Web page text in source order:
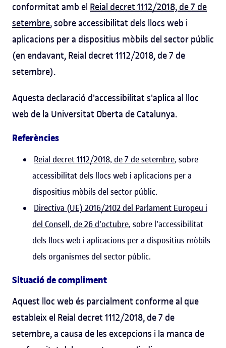
conformitat amb el Reial decret 1112/2018, de 7 de
setembre, sobre accessibilitat dels llocs web i
aplicacions per a dispositius mòbils del sector públic
(en endavant, Reial decret 1112/2018, de 7 de
setembre).
Aquesta declaració d'accessibilitat s'aplica al lloc
web de la Universitat Oberta de Catalunya.
Referències
Reial decret 1112/2018, de 7 de setembre, sobre
accessibilitat dels llocs web i aplicacions per a
dispositius mòbils del sector públic.
Directiva (UE) 2016/2102 del Parlament Europeu i
del Consell, de 26 d'octubre, sobre l'accessibilitat
dels llocs web i aplicacions per a dispositius mòbils
dels organismes del sector públic.
Situació de compliment
Aquest lloc web és parcialment conforme al que
estableix el Reial decret 1112/2018, de 7 de
setembre, a causa de les excepcions i la manca de